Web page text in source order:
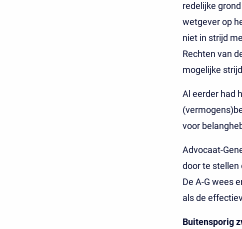
redelijke
wetgever op
niet in strijd
Rechten van
mogelijke
Al eerder had
voor
Advocaat-
door te stellen
De A-G wees
als de
Buitensporig